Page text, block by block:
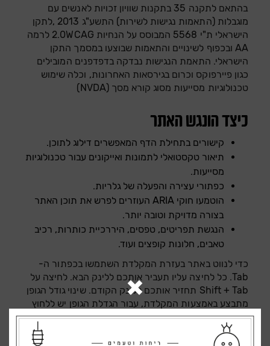
אין מוצרים בעגלה
סגור
כבר רשומים? התחברו
זכור אותי
משתמש חדש/אורח
להרשמה
בהתאם לתקנה 35 בתקנות שוויון זכויות לאנשים עם
מוגבלות (התאמות נגישות לשירות) התשע"ג 2013 ,לתקן
הישראלי ת"י 5568 המבוסס על הנחיות 2.0WCAG לרמה
AA ובכפוף לשינויים והתאמות שבוצעו במסמך התקן
הישראלי. התאמת הנגישות נבדקה בדפדפנים המובילים
כגון פיירפוקס וכרום בגירסאות האחרונות, וכלה שימוש
טכנולוגיות מסייעות מסוג קורא מסך (NVDA)
כיצד הונגש האתר
קישורים בתחילת הדף המאפשרים דילוג לתוכן.
תיאור טקסטואלי לתמונות ואייקונים עבור טכנולוגיות
מסייעות.
כפתורי עצירה והפעלה של גלריות.
הוטמעו חוקי ARIA העוזרים לפרש את תוכן האתר
בצורה מדויקת וטובה יותר.
הנגשת תפריטים, טפסים, היררכיית כותרות, רכיב
טאבים, חלונות קופצים ועוד.
כדי לנווט באתר בעזרת המקלדת השתמשו בכפתור ה-
Tab. כל לחיצה עליו תעביר אותכם ללינק הבא. לחיצה על
Shift + Tab תחזיר אותכם ללינק הקודם. שינוי גודל הגופן
מתבצע באמצעות המקלדת, עבור הגדלת הגופן יש ללחוץ
על המקשים ctrl +, עבור הקטנת הגופן יש ללחוץ על
המקשים ctrl –